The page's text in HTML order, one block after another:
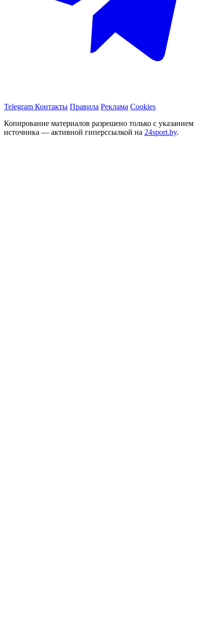
Telegram Контакты Правила Реклама Cookies
Копирование материалов разрешено только с указанием
источника — активной гиперссылкой на 24sport.by.